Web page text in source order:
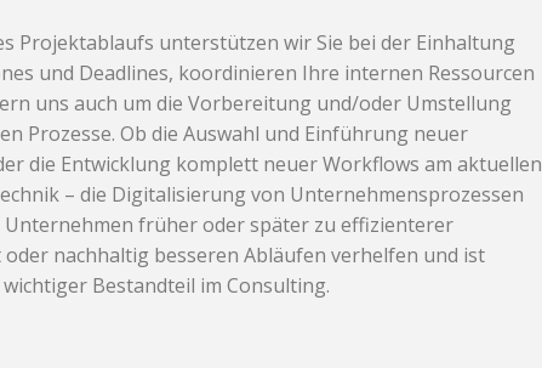
Projektablaufs unterstützen wir Sie bei der Einhaltung
und Deadlines, koordinieren Ihre internen Ressourcen
uns auch um die Vorbereitung und/oder Umstellung
Prozesse. Ob die Auswahl und Einführung neuer
die Entwicklung komplett neuer Workflows am aktuellen
– die Digitalisierung von Unternehmensprozessen
Unternehmen früher oder später zu effizienterer
nachhaltig besseren Abläufen verhelfen und ist
Bestandteil im Consulting.